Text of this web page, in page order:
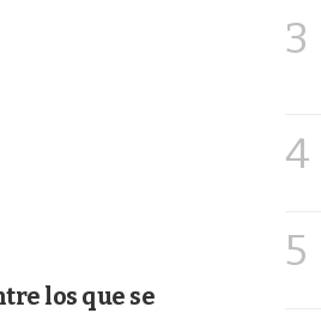
los que se
3
4
5